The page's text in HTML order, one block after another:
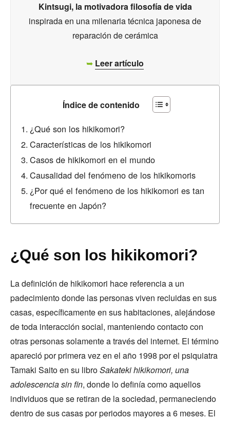
Kintsugi, la motivadora filosofía de vida
inspirada en una milenaria técnica japonesa de
reparación de cerámica
➥ Leer artículo
Índice de contenido
¿Qué son los hikikomori?
Características de los hikikomori
Casos de hikikomori en el mundo
Causalidad del fenómeno de los hikikomoris
¿Por qué el fenómeno de los hikikomori es tan
frecuente en Japón?
¿Qué son los hikikomori?
La definición de hikikomori hace referencia a un
padecimiento donde las personas viven recluidas en sus
casas, específicamente en sus habitaciones, alejándose
de toda interacción social, manteniendo contacto con
otras personas solamente a través del internet. El término
apareció por primera vez en el año 1998 por el psiquiatra
Tamaki Saito en su libroSakateki hikikomori, una
adolescencia sin fin, donde lo definía como aquellos
individuos que se retiran de la sociedad, permaneciendo
dentro de sus casas por periodos mayores a 6 meses. El